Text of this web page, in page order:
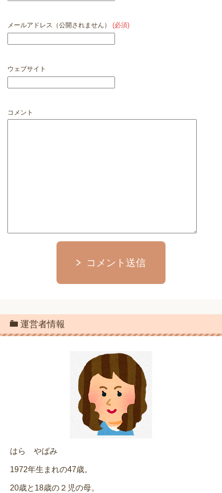
メールアドレス（公開されません） (必須)
ウェブサイト
コメント
コメント送信
運営者情報
はら やばみ
1972年生まれの47歳。
20歳と18歳の２児の母。